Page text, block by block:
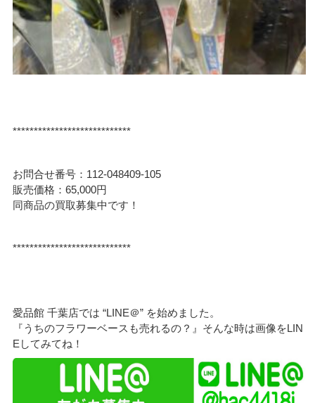
****************************
お問合せ番号：112-048409-105
販売価格：65,000円
同商品の買取募集中です！
****************************
愛品館 千葉店では “LINE＠” を始めました。
『うちのフラワーベースも売れるの？』そんな時は画像をLIN
Eしてみてね！